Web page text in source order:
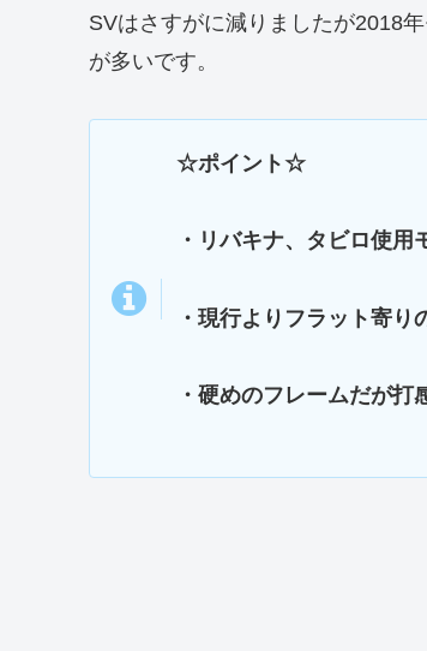
SVはさすがに減りましたが2018
が多いです。
☆ポイント☆
・リバキナ、タビロ使用
・現行よりフラット寄り
・硬めのフレームだが打